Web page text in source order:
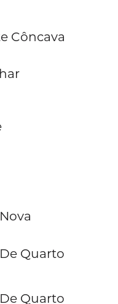
Côncava
Quarto
Quarto